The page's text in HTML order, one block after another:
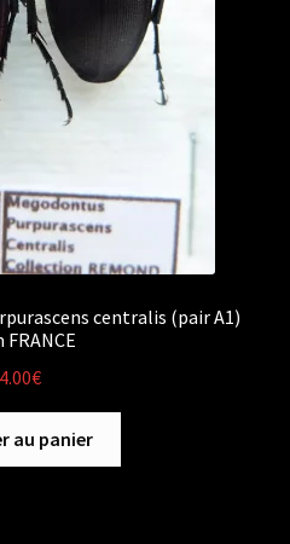
centralis (pair A1)
4.00€
au panier